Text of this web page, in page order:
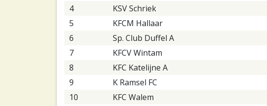
4
KSV Schriek
5
KFCM Hallaar
6
Sp. Club Duffel A
7
KFCV Wintam
8
KFC Katelijne A
9
K Ramsel FC
10
KFC Walem